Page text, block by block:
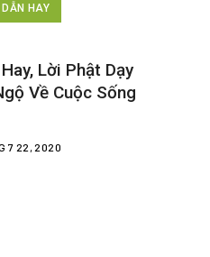
HAY
Lời Phật Dạy
Về Cuộc Sống
7 22, 2020